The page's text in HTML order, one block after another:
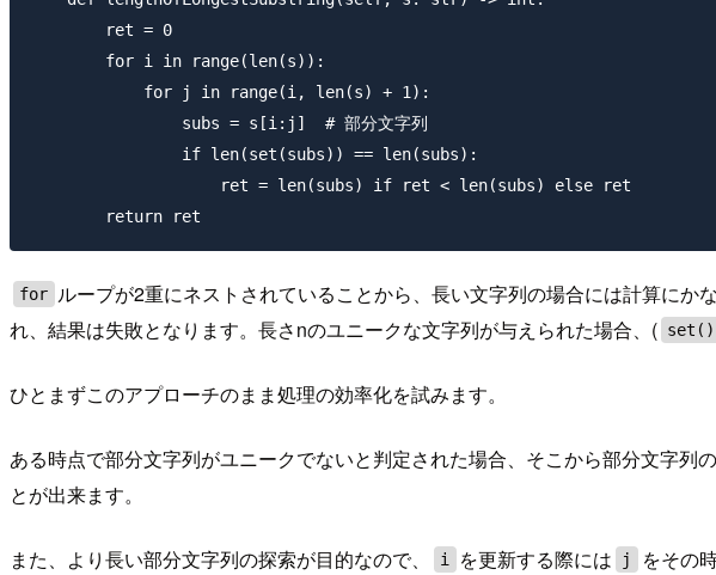
        ret = 0
        for i in range(len(s)):
            for j in range(i, len(s) + 1):
                subs = s[i:j]  # 部分文字列
                if len(set(subs)) == len(subs):
                    ret = len(subs) if ret < len(subs) else ret
for ループが2重にネストされていることから、長い文字列の場合には計算に
れ、結果は失敗となります。長さnのユニークな文字列が与えられた場合、( set()
ひとまずこのアプローチのまま処理の効率化を試みます。
ある時点で部分文字列がユニークでないと判定された場合、そこから部分文字
とが出来ます。
また、より長い部分文字列の探索が目的なので、 i を更新する際には j をその